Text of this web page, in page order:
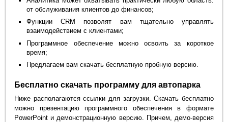
от обслуживания клиентов до финансов;
Функции CRM позволят вам тщательно управлять
взаимодействием с клиентами;
Программное обеспечение можно освоить за короткое
время;
Предлагаем вам скачать бесплатную пробную версию.
Бесплатно скачать программу для автопарка
Ниже располагаются ссылки для загрузки. Скачать бесплатно
можно презентацию программного обеспечения в формате
PowerPoint и демонстрационную версию. Причем, демо-версия